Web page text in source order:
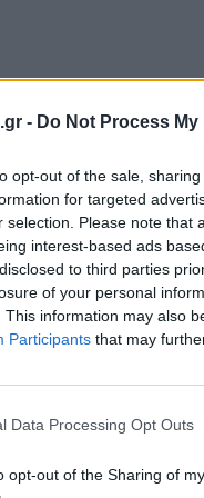
- Do Not Process
opt-out of the sale,
for targeted
selection. Please note that
interest-based ads
to third parties
of your personal
This information may also
Participants that may
Data Processing Opt Outs
opt-out of the Sharing of
έχεις, να
εγκεφαλικό!
τόσο
αυξάνοντας